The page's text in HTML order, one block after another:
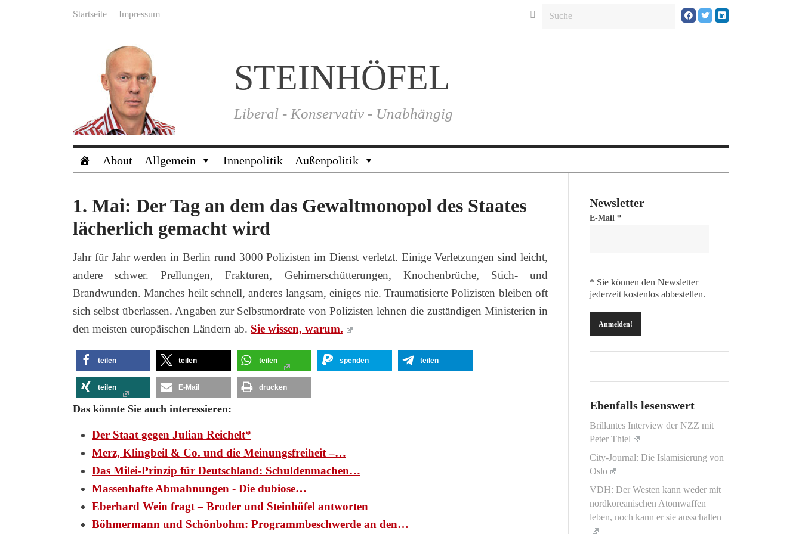
Startseite Impressum
STEINHÖFEL
Liberal - Konservativ - Unabhängig
About Allgemein Innenpolitik Außenpolitik
1. Mai: Der Tag an dem das Gewaltmonopol des Staates
lächerlich gemacht wird
Jahr für Jahr werden in Berlin rund 3000 Polizisten im Dienst verletzt. Einige Verletzungen sind leicht,
andere schwer. Prellungen, Frakturen, Gehirnerschütterungen, Knochenbrüche, Stich- und
Brandwunden. Manches heilt schnell, anderes langsam, einiges nie. Traumatisierte Polizisten bleiben oft
sich selbst überlassen. Angaben zur Selbstmordrate von Polizisten lehnen die zuständigen Ministerien in
den meisten europäischen Ländern ab. Sie wissen, warum.
teilen teilen teilen spenden teilen
teilen E-Mail drucken
Das könnte Sie auch interessieren:
Der Staat gegen Julian Reichelt*
Merz, Klingbeil & Co. und die Meinungsfreiheit –…
Das Milei-Prinzip für Deutschland: Schuldenmachen…
Massenhafte Abmahnungen - Die dubiose…
Eberhard Wein fragt – Broder und Steinhöfel antworten
Böhmermann und Schönbohm: Programmbeschwerde an den…
Newsletter
E-Mail *
* Sie können den Newsletter
jederzeit kostenlos abbestellen.
Ebenfalls lesenswert
Brillantes Interview der NZZ mit
Peter Thiel
City-Journal: Die Islamisierung von
Oslo
VDH: Der Westen kann weder mit
nordkoreanischen Atomwaffen
leben, noch kann er sie ausschalten